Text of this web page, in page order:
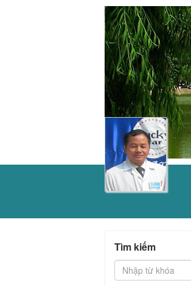
Tìm kiếm